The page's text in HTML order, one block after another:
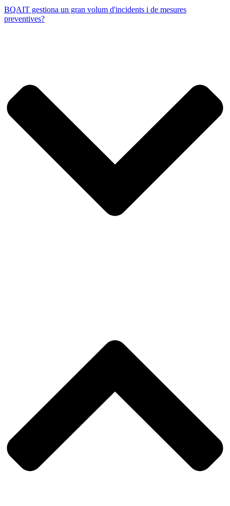
BQAIT gestiona un gran volum d'incidents i de mesures
preventives?